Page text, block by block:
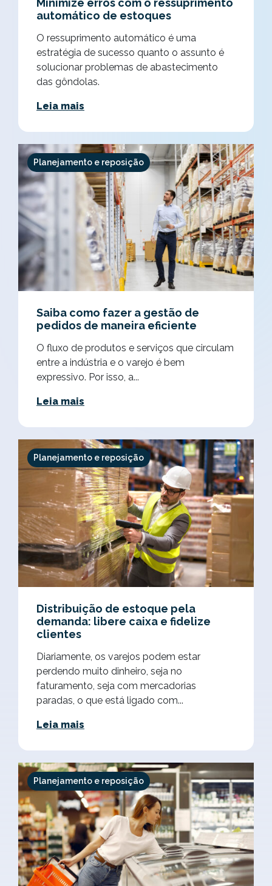
automático de estoques
O ressuprimento automático é uma
estratégia de sucesso quanto o assunto é
solucionar problemas de abastecimento
das gôndolas.
Leia mais
Planejamento e reposição
Saiba como fazer a gestão de
pedidos de maneira eficiente
O fluxo de produtos e serviços que circulam
entre a indústria e o varejo é bem
expressivo. Por isso, a...
Leia mais
Planejamento e reposição
Distribuição de estoque pela
demanda: libere caixa e fidelize
clientes
Diariamente, os varejos podem estar
perdendo muito dinheiro, seja no
faturamento, seja com mercadorias
paradas, o que está ligado com...
Leia mais
Planejamento e reposição